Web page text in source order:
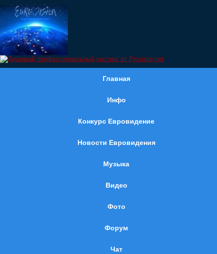
Главная
Инфо
Конкурс Евровидение
Новости Евровидения
Музыка
Видео
Фото
Форум
Чат